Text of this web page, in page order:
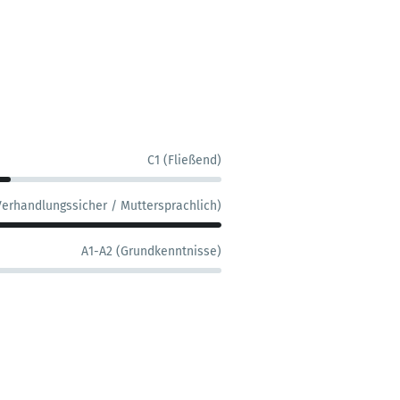
C1 (Fließend)
/ Muttersprachlich)
A1-A2 (Grundkenntnisse)